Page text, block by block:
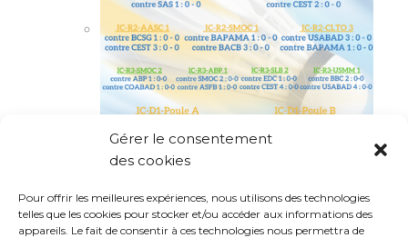
Gérer le consentement
des cookies
Pour offrir les meilleures expériences, nous utilisons des technologies
telles que les cookies pour stocker et/ou accéder aux informations des
appareils. Le fait de consentir à ces technologies nous permettra de